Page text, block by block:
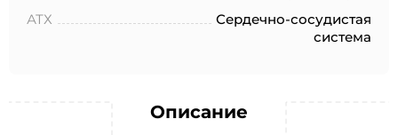
АТХ
Сердечно-сосудистая
система
Описание